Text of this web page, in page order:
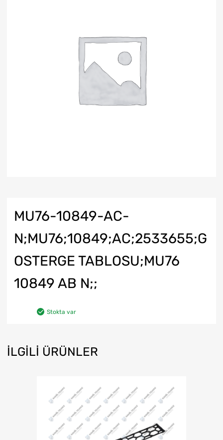
MU76-10849-AC-
N;MU76;10849;AC;2533655;G
OSTERGE TABLOSU;MU76
10849 AB N;;
Stokta var
İLGILI ÜRÜNLER